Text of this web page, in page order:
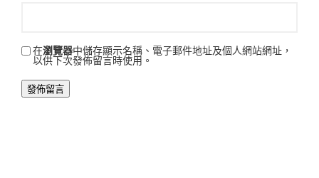
在瀏覽器中儲存顯示名稱、電子郵件地址及個人網站網址，
以供下次發佈留言時使用。